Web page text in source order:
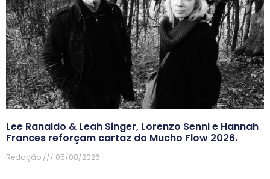
Lee Ranaldo & Leah Singer, Lorenzo Senni e Hannah
Frances reforçam cartaz do Mucho Flow 2026.
Redação 05/08/2026